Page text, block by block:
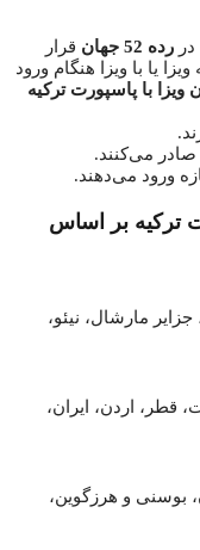
رده 52 جهان
قرار
یا با ویزا هنگام ورود
با پاسپورت ترکیه
صادر می‌کنند.
ورود می‌دهند.
ترکیه بر اساس
مارشال، نیئو،
قطر، اردن، ایران،
بوسنی و هرزگوین،